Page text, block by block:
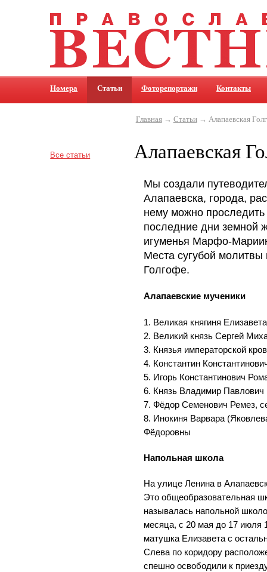
Номера Статьи Фоторепортажи Контакты
Все статьи
Главная→ Статьи→ Алапаевская
Алапаевская
Мы создали
Алапаевска, города,
нему можно
последние дни земной
игуменья Марфо-
Места сугубой молитвы
Голгофе.
Алапаевские мученики
1. Великая княгиня
2. Великий князь Сергей
3. Князья императорской
4. Константин
5. Игорь Константинович
6. Князь Владимир Павлович
7. Фёдор Семенович Ремез,
8. Инокиня Варвара
Фёдоровны
Напольная школа
На улице Ленина в
Это общеобразовательная
называлась напольной
месяца, с 20 мая до 17 июля
матушка Елизавета с
Слева по коридору
спешно освободили к